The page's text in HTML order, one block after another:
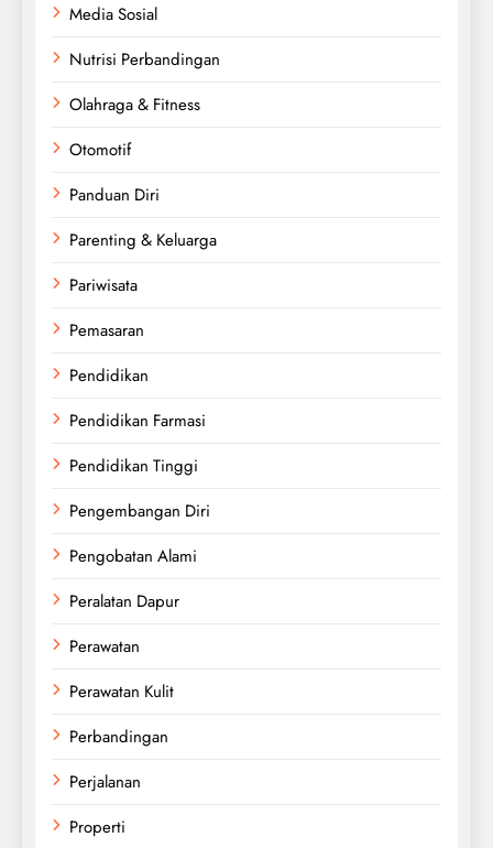
Media Sosial
Nutrisi Perbandingan
Olahraga & Fitness
Otomotif
Panduan Diri
Parenting & Keluarga
Pariwisata
Pemasaran
Pendidikan
Pendidikan Farmasi
Pendidikan Tinggi
Pengembangan Diri
Pengobatan Alami
Peralatan Dapur
Perawatan
Perawatan Kulit
Perbandingan
Perjalanan
Properti